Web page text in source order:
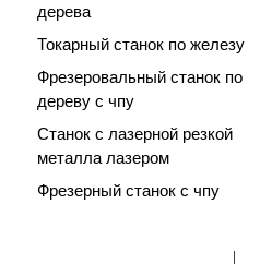
дерева
Токарный станок по железу
Фрезеровальный станок по
дереву с чпу
Станок с лазерной резкой
металла лазером
Фрезерный станок c чпу